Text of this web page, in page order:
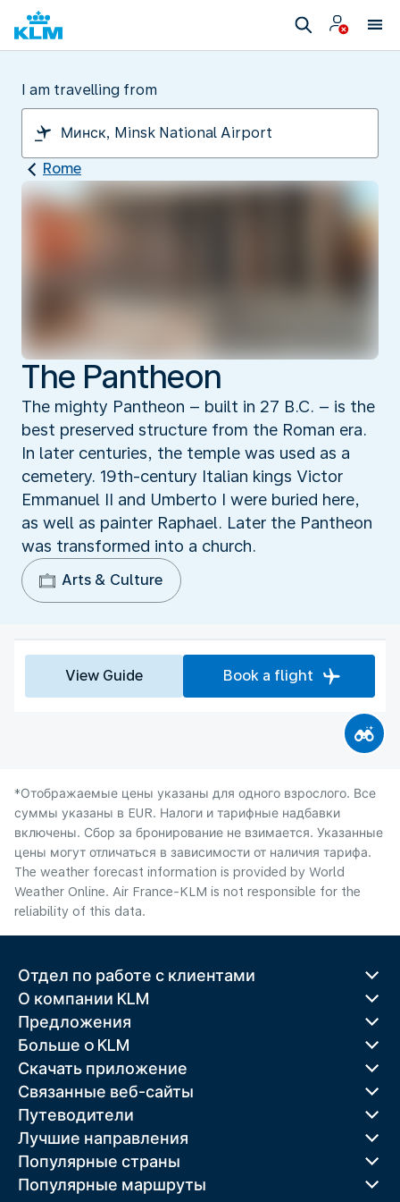
I am travelling from
Rome
The Pantheon
The mighty Pantheon – built in 27 B.C. – is the
best preserved structure from the Roman era.
In later centuries, the temple was used as a
cemetery. 19th-century Italian kings Victor
Emmanuel II and Umberto I were buried here,
as well as painter Raphael. Later the Pantheon
was transformed into a church.
Arts & Culture
View Guide Book a flight
*Отображаемые цены указаны для одного взрослого. Все
суммы указаны в EUR. Налоги и тарифные надбавки
включены. Сбор за бронирование не взимается. Указанные
цены могут отличаться в зависимости от наличия тарифа.
The weather forecast information is provided by World
Weather Online. Air France-KLM is not responsible for the
reliability of this data.
Отдел по работе с клиентами
О компании KLM
Предложения
Больше o KLM
Скачать приложение
Связанные веб-сайты
Путеводители
Лучшие направления
Популярные страны
Популярные маршруты